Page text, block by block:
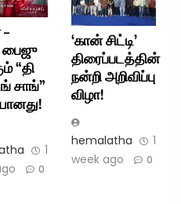
பைஜு
“தி
சாங்”
1
0
‘கான் சிட்டி’
திரைப்படத்தின்
நன்றி அறிவிப்பு
விழா!
hemalatha
1
week ago
0